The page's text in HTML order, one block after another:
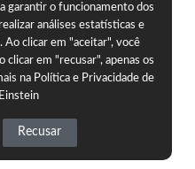
garantir o funcionamento dos
análises estatísticas e
clicar em "aceitar", você
clicar em "recusar", apenas os
na Política e Privacidade de
Recusar